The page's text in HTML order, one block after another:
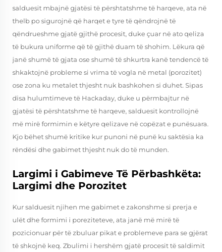
salduesit mbajnë gjatësi të përshtatshme të harqeve, ata në
thelb po sigurojnë që harqet e tyre të qëndrojnë të
qëndrueshme gjatë gjithë procesit, duke çuar në ato qeliza
të bukura uniforme që të gjithë duam të shohim. Lëkura që
janë shumë të gjata ose shumë të shkurtra kanë tendencë të
shkaktojnë probleme si vrima të vogla në metal (porozitet)
ose zona ku metalet thjesht nuk bashkohen si duhet. Sipas
disa hulumtimeve të Hackaday, duke u përmbajtur në
gjatësi të përshtatshme të harqeve, salduesit kontrollojnë
më mirë formimin e këtyre qelizave në copëzat e punësuara.
Kjo bëhet shumë kritike kur punoni në punë ku saktësia ka
rëndësi dhe gabimet thjesht nuk do të munden.
Largimi i Gabimeve Të Përbashkëta:
Largimi dhe Porozitet
Kur salduesit njihen me gabimet e zakonshme si prerja e
ulët dhe formimi i poreziteteve, ata janë më mirë të
pozicionuar për të zbuluar pikat e problemeve para se gjërat
të shkojnë keq. Zbulimi i hershëm gjatë procesit të saldimit